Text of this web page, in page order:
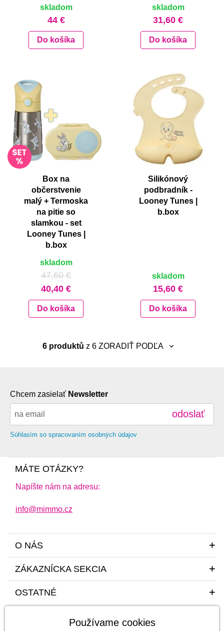
skladom
44 €
Do košíka
skladom
31,60 €
Do košíka
Box na
občerstvenie
malý + Termoska
na pitie so
slamkou - set
Looney Tunes |
b.box
skladom
47,60 €
40,40 €
Do košíka
Silikónový
podbradník -
Looney Tunes |
b.box
skladom
15,60 €
Do košíka
6 produktů z 6 ZORADIŤ PODĽA
abecedne A-Z
od najlacnejšie
Chcem zasielať Newsletter
odoslať
Súhlasím so spracovaním osobných údajov
MÁTE OTÁZKY?
Napíšte nám na adresu:
info@mimmo.cz
O NÁS
ZÁKAZNÍCKA SEKCIA
OSTATNÉ
Používame cookies